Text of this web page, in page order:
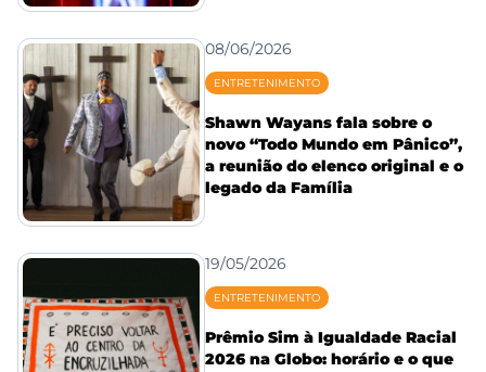
08/06/2026
ENTRETENIMENTO
Shawn Wayans fala sobre o
novo “Todo Mundo em Pânico”,
a reunião do elenco original e o
legado da Família
19/05/2026
ENTRETENIMENTO
Prêmio Sim à Igualdade Racial
2026 na Globo: horário e o que